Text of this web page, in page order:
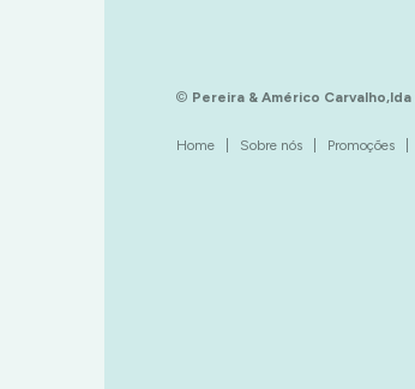
© Pereira & Américo Carvalho,lda
Home Sobre nós Promoções